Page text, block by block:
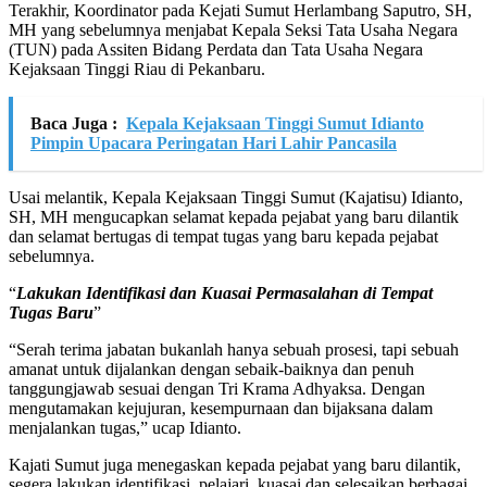
Terakhir, Koordinator pada Kejati Sumut Herlambang Saputro, SH,
MH yang sebelumnya menjabat Kepala Seksi Tata Usaha Negara
(TUN) pada Assiten Bidang Perdata dan Tata Usaha Negara
Kejaksaan Tinggi Riau di Pekanbaru.
Baca Juga : Kepala Kejaksaan Tinggi Sumut Idianto
Pimpin Upacara Peringatan Hari Lahir Pancasila
Usai melantik, Kepala Kejaksaan Tinggi Sumut (Kajatisu) Idianto,
SH, MH mengucapkan selamat kepada pejabat yang baru dilantik
dan selamat bertugas di tempat tugas yang baru kepada pejabat
sebelumnya.
“Lakukan Identifikasi dan Kuasai Permasalahan di Tempat
Tugas Baru”
“Serah terima jabatan bukanlah hanya sebuah prosesi, tapi sebuah
amanat untuk dijalankan dengan sebaik-baiknya dan penuh
tanggungjawab sesuai dengan Tri Krama Adhyaksa. Dengan
mengutamakan kejujuran, kesempurnaan dan bijaksana dalam
menjalankan tugas,” ucap Idianto.
Kajati Sumut juga menegaskan kepada pejabat yang baru dilantik,